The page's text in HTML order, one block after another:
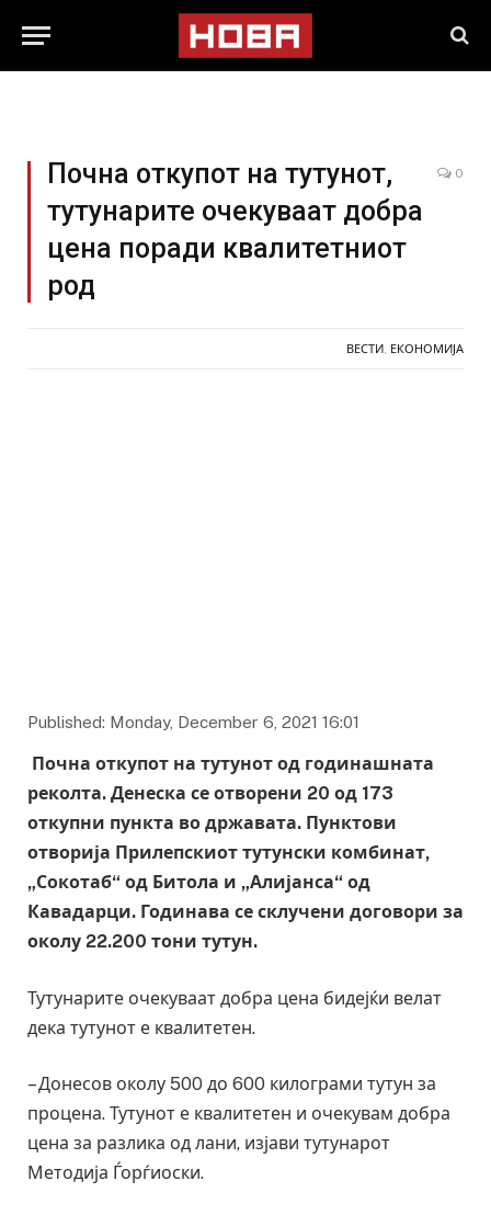
Почна откупот на тутунот,
тутунарите очекуваат добра
цена поради квалитетниот
род
0
ВЕСТИ ЕКОНОМИЈА
Published: Monday, December 6, 2021 16:01
Почна откупот на тутунот од годинашната
реколта. Денеска се отворени 20 од 173
откупни пункта во државата. Пунктови
отворија Прилепскиот тутунски комбинат,
„Сокотаб“ од Битола и „Алијанса“ од
Кавадарци. Годинава се склучени договори за
околу 22.200 тони тутун.
Тутунарите очекуваат добра цена бидејќи велат
дека тутунот е квалитетен.
– Донесов околу 500 до 600 килограми тутун за
процена. Тутунот е квалитетен и очекувам добра
цена за разлика од лани, изјави тутунарот
Методија Ѓорѓиоски.